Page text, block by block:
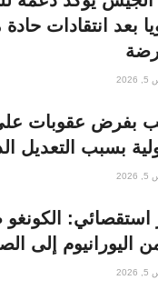
بعد انتقادات
بفرض عقوبات
بسبب التعديل
اليورانيوم إلى